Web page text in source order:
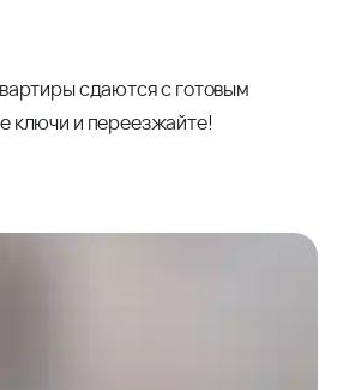
сдаются с готовым
ключи и переезжайте!